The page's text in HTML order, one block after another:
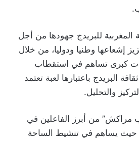
المغربية للبريدج جهودها من أجل
إشعاعها وطنيا ودوليا، من خلال
كبرى تساهم في استقطاب
البريدج باعتبارها لعبة تعتمد
والتحليل.
مراكش” من أبرز الفاعلين في
حيث يساهم في تنشيط الساحة